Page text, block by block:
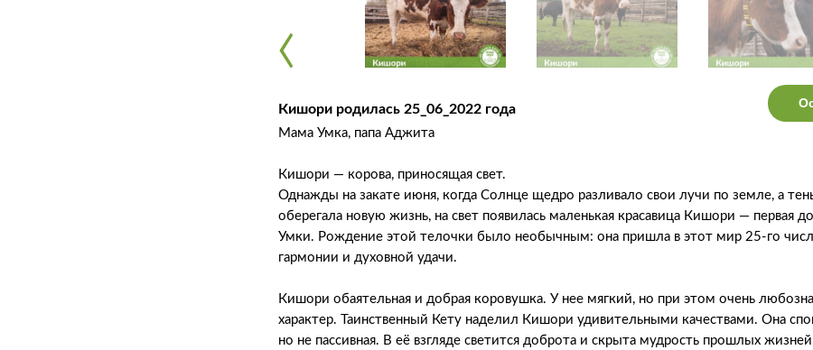
‹
‹
Мама Умка, папа Аджита
Кишори — корова, приносящая свет.
Однажды на закате июня, когда Солнце щедро разливало свои лучи по земле, а
оберегала новую жизнь, на свет появилась маленькая красавица Кишори — первая
Умки. Рождение этой телочки было необычным: она пришла в этот мир 25-го
гармонии и духовной удачи.
Кишори обаятельная и добрая коровушка. У нее мягкий, но при этом очень
характер. Таинственный Кету наделил Кишори удивительными качествами. Она
но не пассивная. В её взгляде светится доброта и скрыта мудрость прошлых
Кишори родилась 25_06_2022 года